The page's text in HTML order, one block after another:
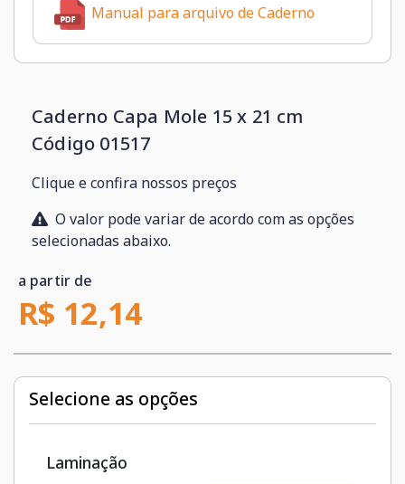
Manual para arquivo de Caderno
Caderno Capa Mole 15 x 21 cm
Código 01517
Clique e confira nossos preços
O valor pode variar de acordo com as opções
selecionadas abaixo.
a partir de
R$ 12,14
Selecione as opções
Laminação